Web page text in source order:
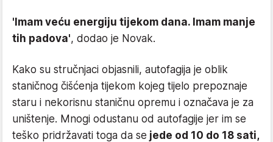
'Imam veću energiju tijekom dana. Imam manje
tih padova', dodao je Novak.
Kako su stručnjaci objasnili, autofagija je oblik
staničnog čišćenja tijekom kojeg tijelo prepoznaje
staru i nekorisnu staničnu opremu i označava je za
uništenje. Mnogi odustanu od autofagije jer im se
teško pridržavati toga da se jede od 10 do 18 sati,